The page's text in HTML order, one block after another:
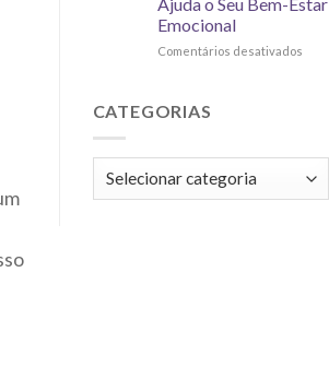
Emocional
Comentários desativados
CATEGORIAS